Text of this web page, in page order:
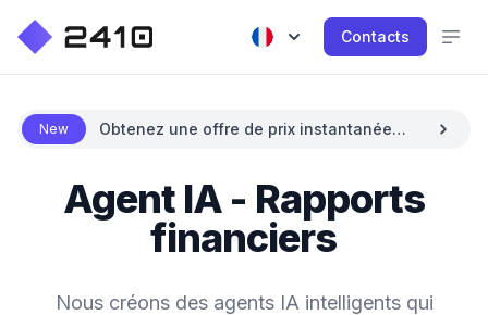
Contacts
New
Obtenez une offre de prix instantanée
Agent IA - Rapports
financiers
Nous créons des agents IA intelligents qui